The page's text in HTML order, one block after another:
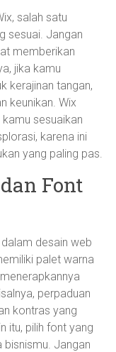
salah satu
sesuai. Jangan
memberikan
jika kamu
kerajinan tangan,
keunikan. Wix
sesuaikan
karena ini
yang paling pas.
Font
desain web
palet warna
perpaduan
kontras yang
itu, pilih font yang
bisnismu. Jangan